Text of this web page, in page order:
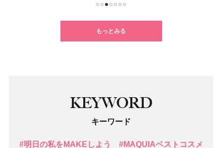
もっとみる
KEYWORD
キーワード
#明日の私をMAKEしよう #MAQUIAベストコスメ